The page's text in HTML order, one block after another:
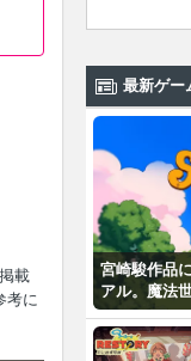
載
考に
最新ゲー
宮崎駿作品
アル。魔法
発売